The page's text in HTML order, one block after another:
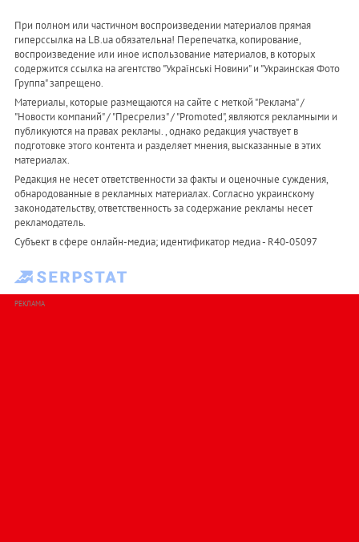
При полном или частичном воспроизведении материалов прямая
гиперссылка на LB.ua обязательна! Перепечатка, копирование,
воспроизведение или иное использование материалов, в которых
содержится ссылка на агентство "Українськi Новини" и "Украинская Фото
Группа" запрещено.
Материалы, которые размещаются на сайте с меткой "Реклама" /
"Новости компаний" / "Пресрелиз" / "Promoted", являются рекламными и
публикуются на правах рекламы. , однако редакция участвует в
подготовке этого контента и разделяет мнения, высказанные в этих
материалах.
Редакция не несет ответственности за факты и оценочные суждения,
обнародованные в рекламных материалах. Согласно украинскому
законодательству, ответственность за содержание рекламы несет
рекламодатель.
Субъект в сфере онлайн-медиа; идентификатор медиа - R40-05097
РЕКЛАМА